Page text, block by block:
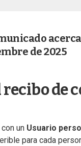
de 2025
de
un Usuario
para cada